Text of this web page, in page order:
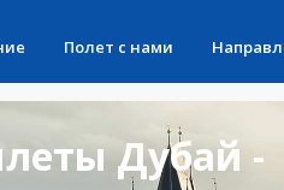
Полет с нами
Дубай -